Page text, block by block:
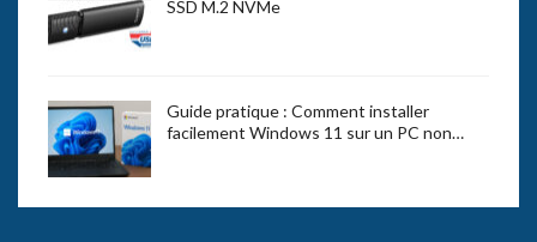
SSD M.2 NVMe
Guide pratique : Comment installer
facilement Windows 11 sur un PC non…